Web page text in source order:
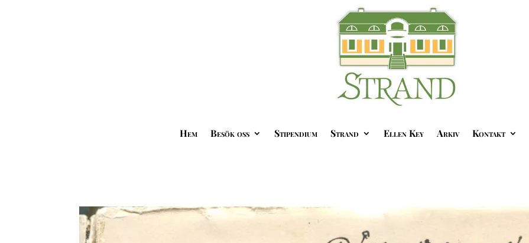
Hem Besök oss Stipendium Strand Ellen Key Arkiv Kontakt